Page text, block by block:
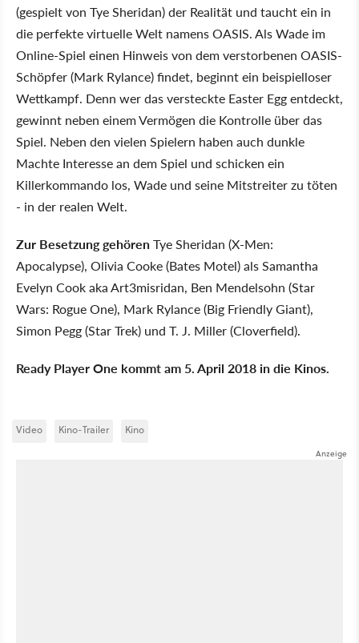
(gespielt von Tye Sheridan) der Realität und taucht ein in
die perfekte virtuelle Welt namens OASIS. Als Wade im
Online-Spiel einen Hinweis von dem verstorbenen OASIS-
Schöpfer (Mark Rylance) findet, beginnt ein beispielloser
Wettkampf. Denn wer das versteckte Easter Egg entdeckt,
gewinnt neben einem Vermögen die Kontrolle über das
Spiel. Neben den vielen Spielern haben auch dunkle
Machte Interesse an dem Spiel und schicken ein
Killerkommando los, Wade und seine Mitstreiter zu töten
- in der realen Welt.
Zur Besetzung gehörenTye Sheridan (X-Men:
Apocalypse), Olivia Cooke (Bates Motel) als Samantha
Evelyn Cook aka Art3misridan, Ben Mendelsohn (Star
Wars: Rogue One), Mark Rylance (Big Friendly Giant),
Simon Pegg (Star Trek) und T. J. Miller (Cloverfield).
Ready Player One kommt am 5. April 2018 in die Kinos.
Video Kino-Trailer Kino